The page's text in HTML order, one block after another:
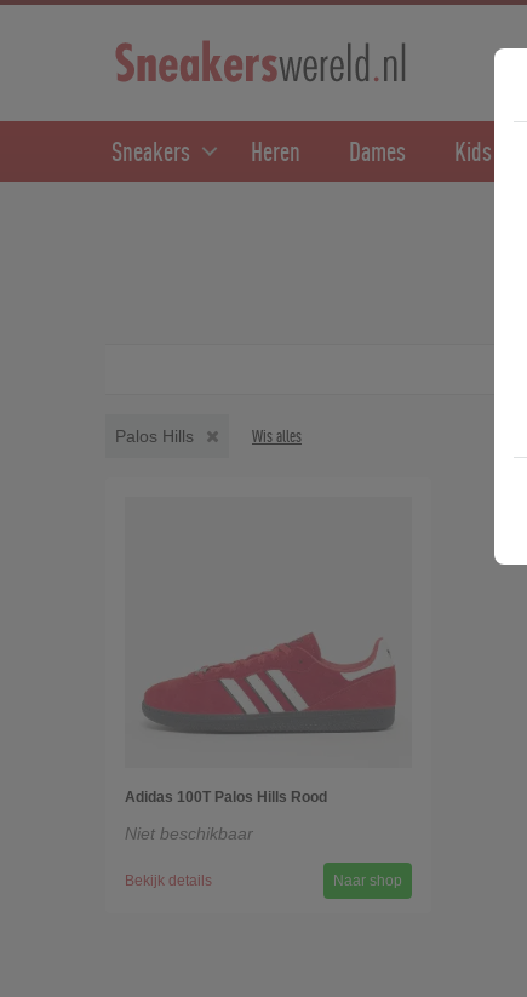
Sneakers Heren Dames Kids
Palos Hills Wis alles
Adidas 100T Palos Hills Rood
Niet beschikbaar
Bekijk details Naar shop